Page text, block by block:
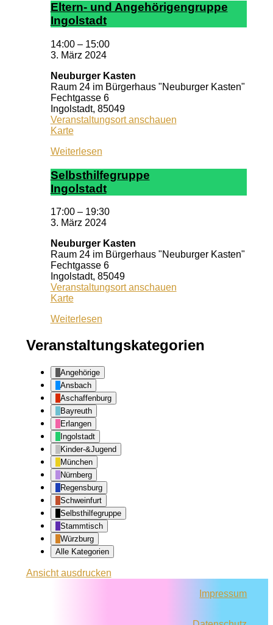
El­tern- und An­ge­hör­ig­en­grup­pe
In­gol­stadt
14:00 – 15:00
3. März 2024
Neuburger Kasten
Raum 24 im Bürgerhaus "Neuburger Kasten"
Fechtgasse 6
Ingolstadt, 85049
Veranstaltungsort anschauen
KarteNeuburger
Weiterlesen
Selbst­hil­fe­grup­pe
In­gol­stadt
17:00 – 19:30
3. März 2024
Neuburger Kasten
Raum 24 im Bürgerhaus "Neuburger Kasten"
Fechtgasse 6
Ingolstadt, 85049
Veranstaltungsort anschauen
KarteNeuburger
Weiterlesen
Veranstaltungskategorien
Angehörige
Ansbach
Aschaffenburg
Bayreuth
Erlangen
Ingolstadt
Kinder-&Jugend
München
Nürnberg
Regensburg
Schweinfurt
Selbsthilfegruppe
Stammtisch
Würzburg
Alle Kategorien
Ansichtausdrucken
Impressum